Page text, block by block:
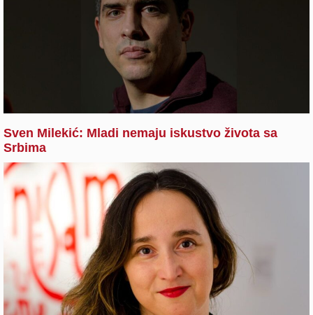
Sven Milekić: Mladi nemaju iskustvo života sa
Srbima